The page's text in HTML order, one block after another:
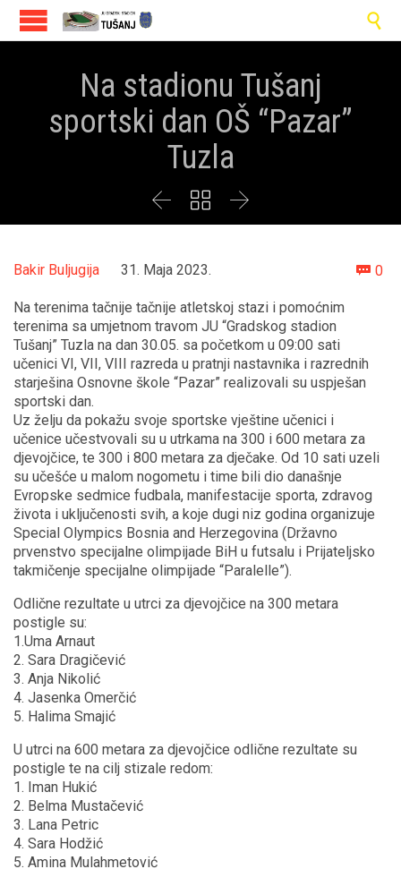

Na stadionu Tušanj
sportski dan OŠ “Pazar”
Tuzla
  
Bakir Buljugija 31. Maja 2023.  0
Na terenima tačnije tačnije atletskoj stazi i pomoćnim
terenima sa umjetnom travom JU “Gradskog stadion
Tušanj” Tuzla na dan 30.05. sa početkom u 09:00 sati
učenici VI, VII, VIII razreda u pratnji nastavnika i razrednih
starješina Osnovne škole “Pazar” realizovali su uspješan
sportski dan.
Uz želju da pokažu svoje sportske vještine učenici i
učenice učestvovali su u utrkama na 300 i 600 metara za
djevojčice, te 300 i 800 metara za dječake. Od 10 sati uzeli
su učešće u malom nogometu i time bili dio današnje
Evropske sedmice fudbala, manifestacije sporta, zdravog
života i uključenosti svih, a koje dugi niz godina organizuje
Special Olympics Bosnia and Herzegovina (Državno
prvenstvo specijalne olimpijade BiH u futsalu i Prijateljsko
takmičenje specijalne olimpijade “Paralelle”).
Odlične rezultate u utrci za djevojčice na 300 metara
postigle su:
1.Uma Arnaut
2. Sara Dragičević
3. Anja Nikolić
4. Jasenka Omerčić
5. Halima Smajić
U utrci na 600 metara za djevojčice odlične rezultate su
postigle te na cilj stizale redom:
1. Iman Hukić
2. Belma Mustačević
3. Lana Petric
4. Sara Hodžić
5. Amina Mulahmetović